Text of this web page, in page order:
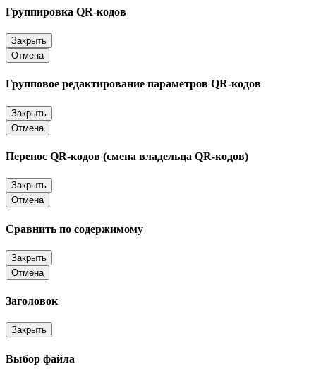
Группировка QR-кодов
Закрыть
Отмена
Групповое редактирование параметров QR-кодов
Закрыть
Отмена
Перенос QR-кодов (смена владельца QR-кодов)
Закрыть
Отмена
Сравнить по содержимому
Закрыть
Отмена
Заголовок
Закрыть
Выбор файла